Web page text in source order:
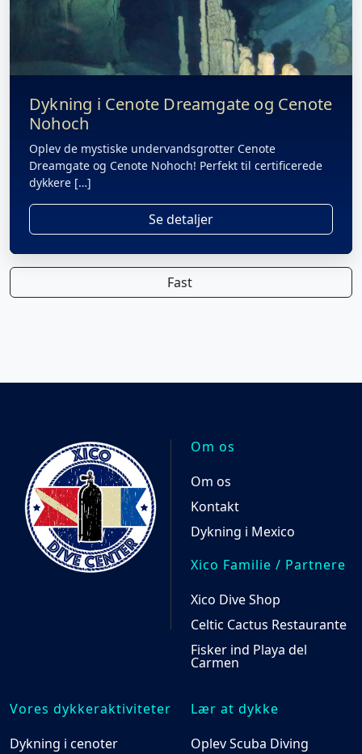
Dykning i Cenote Dreamgate og Cenote
Nohoch
Oplev de mystiske undervandsgrotter Cenote
Dreamgate og Cenote Nohoch! Perfekt til certificerede
dykkere […]
Se detaljer
Fast
Om os
Om os
Kontakt
Dykning i Mexico
Xico Familie / Partnere
Xico Dive Shop
Celtic Cactus Restaurante
Fisker ind Playa del
Carmen
Vores dykkeraktiviteter
Dykning i cenoter
Lær at dykke
Oplev Scuba Diving